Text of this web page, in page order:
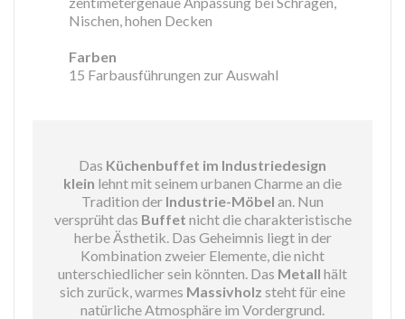
Nischen, hohen Decken
Farben
15 Farbausführungen zur Auswahl
Das Küchenbuffet im Industriedesign
klein lehnt mit seinem urbanen Charme an die
Tradition der Industrie-Möbel an. Nun
versprüht das Buffet nicht die charakteristische
herbe Ästhetik. Das Geheimnis liegt in der
Kombination zweier Elemente, die nicht
unterschiedlicher sein könnten. Das Metall hält
sich zurück, warmes Massivholz steht für eine
natürliche Atmosphäre im Vordergrund.